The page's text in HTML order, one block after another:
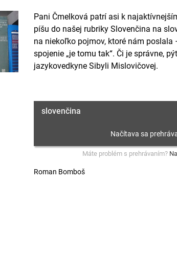
Pani Čmelková patrí asi k
píšu do našej rubriky Slovenčina na
na niekoľko pojmov, ktoré nám poslala
spojenie „je tomu tak“. Či je správne,
jazykovedkyne Sibyli Mislovičovej.
slovenčina
Máte problém s prehrávaním?
Roman Bomboš